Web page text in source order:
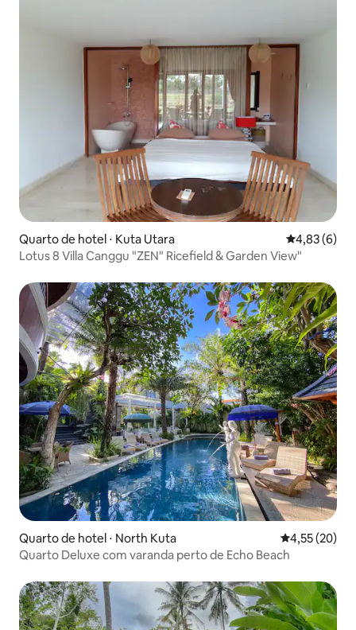
Quarto de hotel ⋅ Kuta Utara 4,83 de uma
4,83 (6)
Lotus 8 Villa Canggu "ZEN" Ricefield & Garden View"
Quarto de hotel ⋅ North Kuta 4,55 de uma
4,55 (20)
Quarto Deluxe com varanda perto de Echo Beach